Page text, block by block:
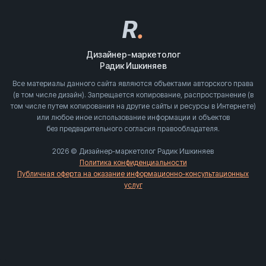
R.
Дизайнер-маркетолог
Радик Ишкиняев
Все материалы данного сайта являются объектами авторского права
(в том числе дизайн). Запрещается копирование, распространение (в
том числе путем копирования на другие сайты и ресурсы в Интернете)
или любое иное использование информации и объектов
без предварительного согласия правообладателя.
2026 © Дизайнер-маркетолог Радик Ишкиняев
Политика конфиденциальности
Публичная оферта на оказание информационно-консультационных
услуг